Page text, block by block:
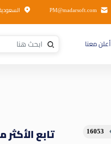
PM@madarsoft.com
أعلن معنا
16053 تابع